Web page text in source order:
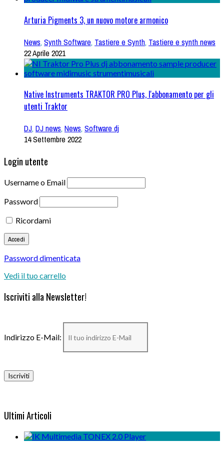
Arturia Pigments 3, un nuovo motore armonico
News, Synth Software, Tastiere e Synth, Tastiere e synth news
22 Aprile 2021
Native Instruments TRAKTOR PRO Plus, l'abbonamento per gli
utenti Traktor
DJ, DJ news, News, Software dj
14 Settembre 2022
Login utente
Username o Email
Password
Ricordami
Password dimenticata
Vedi il tuo carrello
Iscriviti alla Newsletter!
Indirizzo E-Mail:
Ultimi Articoli